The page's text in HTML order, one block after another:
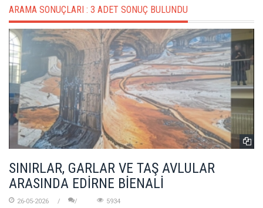
ARAMA SONUÇLARI : 3 ADET SONUÇ BULUNDU
SINIRLAR, GARLAR VE TAŞ AVLULAR
ARASINDA EDİRNE BİENALİ
26-05-2026 5934